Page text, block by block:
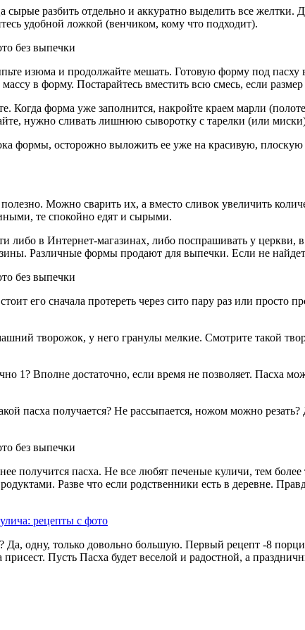
разбить отдельно и аккуратно выделить все
удобной ложкой (венчиком, кому что подходит).
изюма и продолжайте мешать. Готовую форму под
в форму. Постарайтесь вместить всю смесь, если
Когда форма уже заполнится, накройте краем марли
нужно сливать лишнюю сыворотку с тарелки (или
формы, осторожно выложить ее уже на красивую, плоскую
Можно сварить их, а вместо сливок увеличить
те спокойно едят и сырыми.
либо в Интернет-магазинах, либо поспрашивать у
Различные формы продают для выпечки. Если не
его сначала протереть через сито пару раз или просто
творожок, у него гранулы мелкие. Смотрите такой
1? Вполне достаточно, если время не позволяет. Пасха
пасха получается? Не рассыпается, ножом можно
получится пасха. Не все любят печеные куличи, тем
Разве что если родственники есть в деревне.
рецепты с фото
Да, одну, только довольно большую. Первый рецепт -8
присест. Пусть Пасха будет веселой и радостной, а